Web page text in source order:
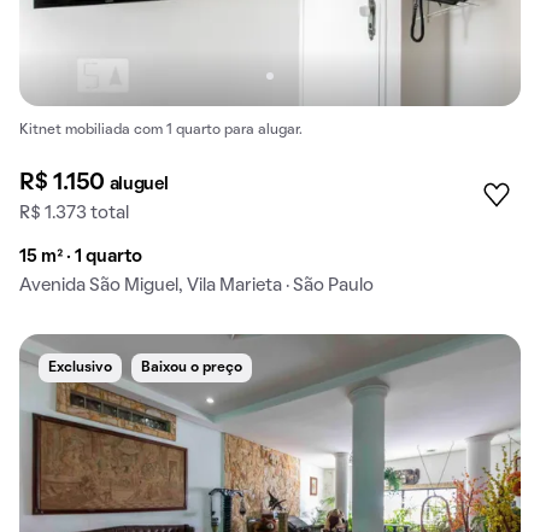
Kitnet mobiliada com 1 quarto para alugar.
R$ 1.150 aluguel
R$ 1.373 total
15 m² · 1 quarto
Avenida São Miguel, Vila Marieta · São Paulo
Exclusivo Baixou o preço